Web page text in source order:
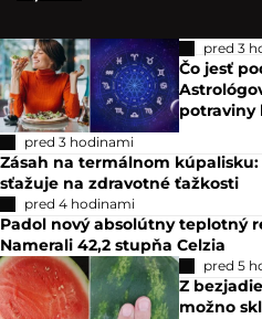
pred 3
Čo jesť
potraviny
pred 3 hodinami
Zásah na termálnom
sťažuje na zdravotné ťažkosti
pred 4 hodinami
Padol nový absolútny teplotný
Namerali 42,2 stupňa Celzia
pred 5
Z
možno